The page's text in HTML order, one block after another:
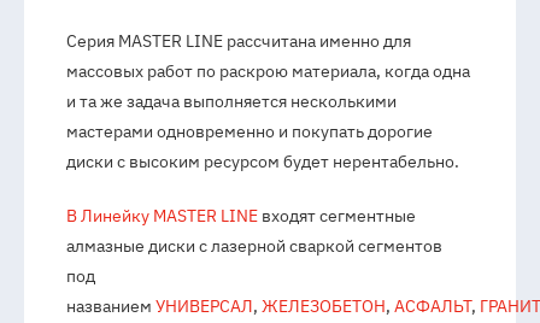
Серия MASTER LINE рассчитана именно для
массовых работ по раскрою материала, когда одна
и та же задача выполняется несколькими
мастерами одновременно и покупать дорогие
диски с высоким ресурсом будет нерентабельно.
В Линейку MASTER LINE входят сегментные
алмазные диски с лазерной сваркой сегментов
под
названием УНИВЕРСАЛ, ЖЕЛЕЗОБЕТОН, АСФАЛЬТ, ГРАНИТ